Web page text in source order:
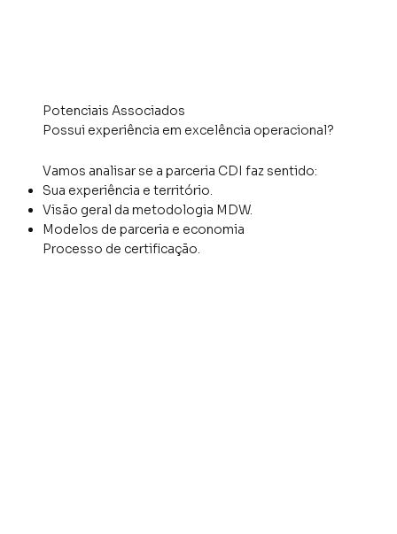
Vamos analisar se a parceria CDI faz sentido:
Sua experiência e território.
Visão geral da metodologia MDW.
Modelos de parceria e economia
Processo de certificação.
Potenciais Associados
Possui experiência em excelência operacional?